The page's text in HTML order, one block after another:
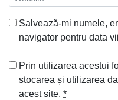
Salvează-mi numele,
navigator pentru data
Prin utilizarea acestui
stocarea și utilizarea
acest site. *